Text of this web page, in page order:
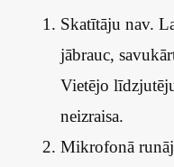
Skatītāju nav.
jābrauc,
Vietējo
neizraisa.
Mikrofonā